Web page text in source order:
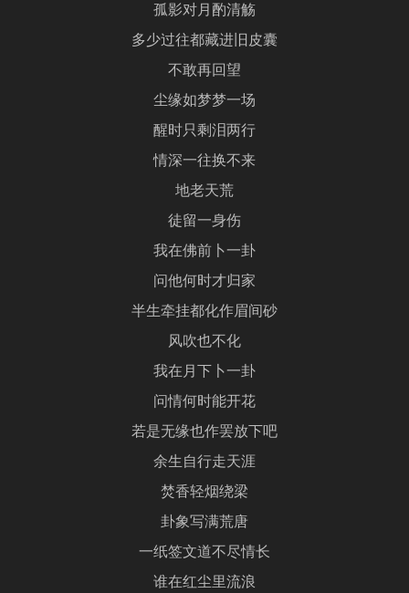
孤影对月酌清觞
多少过往都藏进旧皮囊
不敢再回望
尘缘如梦梦一场
醒时只剩泪两行
情深一往换不来
地老天荒
徒留一身伤
我在佛前卜一卦
问他何时才归家
半生牵挂都化作眉间砂
风吹也不化
我在月下卜一卦
问情何时能开花
若是无缘也作罢放下吧
余生自行走天涯
焚香轻烟绕梁
卦象写满荒唐
一纸签文道不尽情长
谁在红尘里流浪